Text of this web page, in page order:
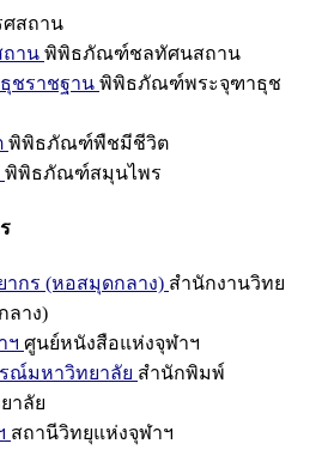
ศสถาน
าน พิพิธภัณฑ์ชลทัศนสถาน
ชราชฐาน พิพิธภัณฑ์พระจุฑาธุช
พิพิธภัณฑ์พืชมีชีวิต
พิพิธภัณฑ์สมุนไพร
กร (หอสมุดกลาง) สำนักงานวิทย
ลาง)
ฯ ศูนย์หนังสือแห่งจุฬาฯ
ณ์มหาวิทยาลัย สำนักพิมพ์
าลัย
สถานีวิทยุแห่งจุฬาฯ